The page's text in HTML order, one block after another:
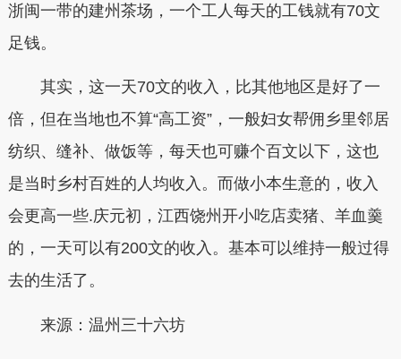
浙闽一带的建州茶场，一个工人每天的工钱就有70文
足钱。
其实，这一天70文的收入，比其他地区是好了一
倍，但在当地也不算“高工资”，一般妇女帮佣乡里邻居
纺织、缝补、做饭等，每天也可赚个百文以下，这也
是当时乡村百姓的人均收入。而做小本生意的，收入
会更高一些.庆元初，江西饶州开小吃店卖猪、羊血羹
的，一天可以有200文的收入。基本可以维持一般过得
去的生活了。
来源： 温州三十六坊